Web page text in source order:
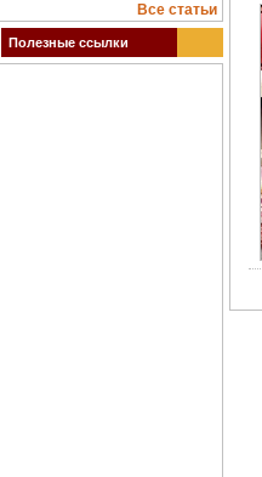
Все статьи
Полезные ссылки